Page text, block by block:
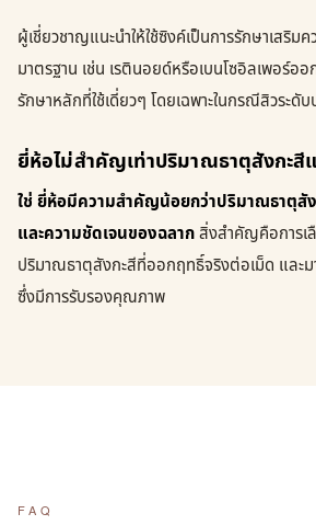
ผู้เชี่ยวชาญแนะนำให้ใช้ซิงค์เป็นการรักษาเสริม
มาตรฐาน เช่น เรตินอยด์หรือเบนโซอิลเพอร์ออ
รักษาหลักที่ใช้เดี่ยวๆ โดยเฉพาะในกรณีสิวระดั
ยี่ห้อไม่สำคัญเท่าปริมาณธาตุสังกะสี
ใช่ ยี่ห้อมีความสำคัญน้อยกว่าปริมาณธาตุสั
และความชัดเจนของฉลากสิ่งสำคัญคือการ
ปริมาณธาตุสังกะสีที่ออกฤทธิ์จริงต่อเม็ด และ
ซึ่งมีการรับรองคุณภาพ
FAQ